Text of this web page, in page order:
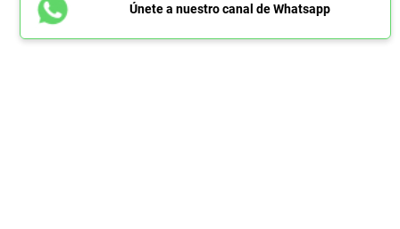
Únete a nuestro canal de Whatsapp